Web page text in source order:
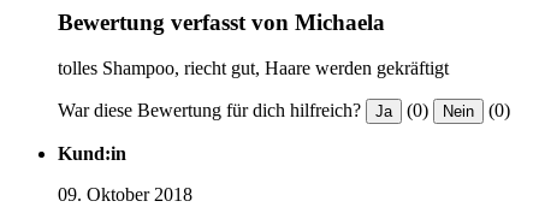
Bewertung verfasst von Michaela
tolles Shampoo, riecht gut, Haare werden gekräftigt
War diese Bewertung für dich hilfreich? Ja (0) Nein (0)
Kund:in
09. Oktober 2018